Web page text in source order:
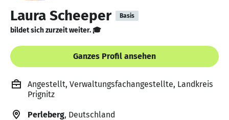
Laura Scheeper Basis
bildet sich zurzeit weiter. 🎓
Ganzes Profil ansehen
Angestellt, Verwaltungsfachangestellte, Landkreis
Prignitz
Perleberg, Deutschland